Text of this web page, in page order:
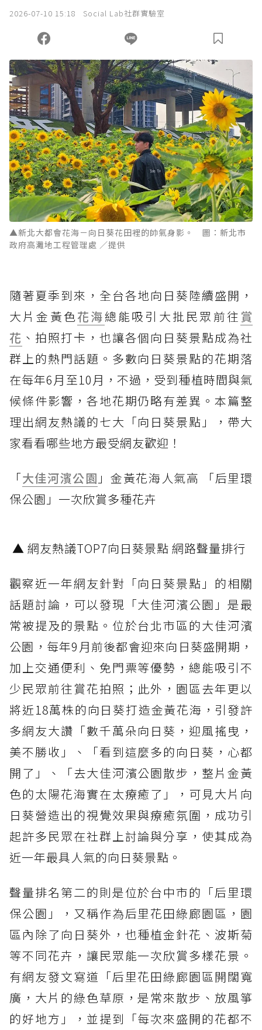
2026-07-10 15:18 Social Lab社群實驗室
▲新北大都會花海－向日葵花田裡的帥氣身影。 圖：新北市
政府高灘地工程管理處 ／提供
隨著夏季到來，全台各地向日葵陸續盛開，
大片金黃色花海總能吸引大批民眾前往 賞
花 、拍照打卡，也讓各個向日葵景點成為社
群上的熱門話題。多數向日葵景點的花期落
在每年6月至10月，不過，受到種植時間與氣
候條件影響，各地花期仍略有差異。本篇整
理出網友熱議的七大「向日葵景點」，帶大
家看看哪些地方最受網友歡迎！
「大佳河濱公園 」金黃花海人氣高 「后里環
保公園」一次欣賞多種花卉
▲ 網友熱議TOP7向日葵景點 網路聲量排行
觀察近一年網友針對「向日葵景點」的相關
話題討論，可以發現「大佳河濱公園」是最
常被提及的景點。位於台北市區的大佳河濱
公園，每年9月前後都會迎來向日葵盛開期，
加上交通便利、免門票等優勢，總能吸引不
少民眾前往賞花拍照；此外，園區去年更以
將近18萬株的向日葵打造金黃花海，引發許
多網友大讚「數千萬朵向日葵，迎風搖曳，
美不勝收」、「看到這麼多的向日葵，心都
開了」、「去大佳河濱公園散步，整片金黃
色的太陽花海實在太療癒了」，可見大片向
日葵營造出的視覺效果與療癒氛圍，成功引
起許多民眾在社群上討論與分享，使其成為
近一年最具人氣的向日葵景點。
聲量排名第二的則是位於台中市的「后里環
保公園」，又稱作為后里花田綠廊園區，園
區內除了向日葵外，也種植金針花、波斯菊
等不同花卉，讓民眾能一次欣賞多樣花景。
有網友發文寫道「后里花田綠廊園區開闊寬
廣，大片的綠色草原，是常來散步、放風箏
的好地方」，並提到「每次來盛開的花都不